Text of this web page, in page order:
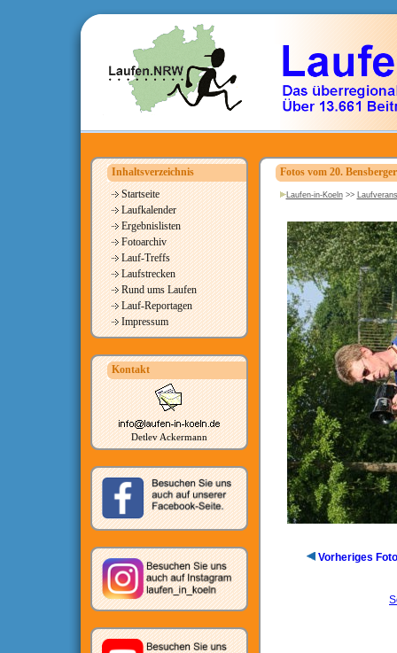
Inhaltsverzeichnis
Startseite
Laufkalender
Ergebnislisten
Fotoarchiv
Lauf-Treffs
Laufstrecken
Rund ums Laufen
Lauf-Reportagen
Impressum
Kontakt
Detlev Ackermann
Fotos vom 20.
Laufen-in-Koeln>>
Vorheriges Foto